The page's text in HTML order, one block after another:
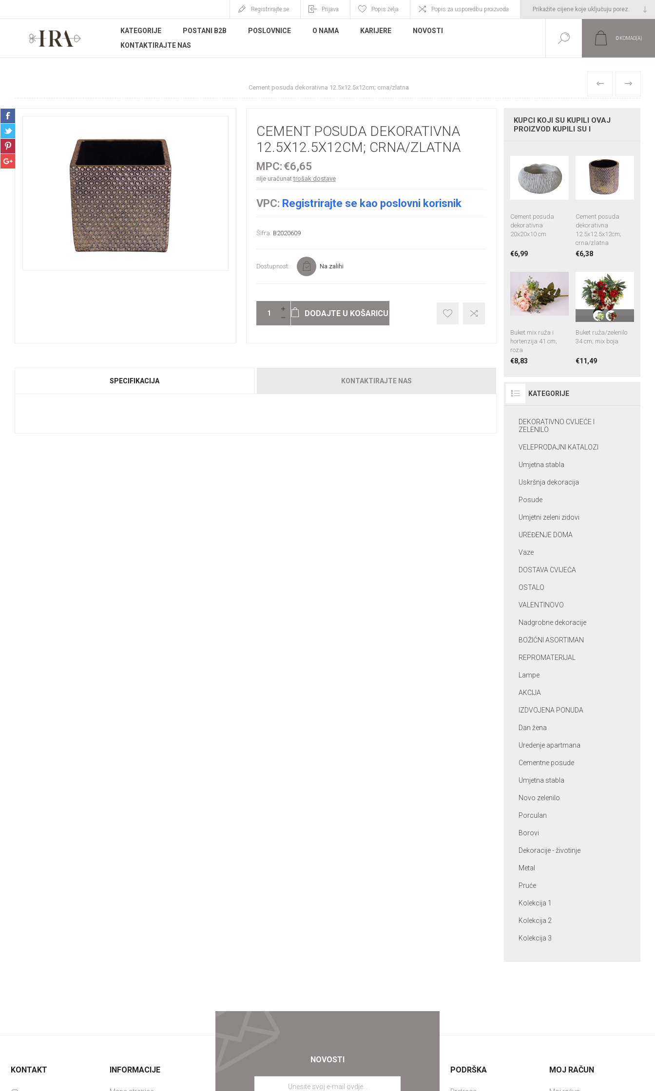
Registrirajte se Prijava Popis želja Popis za usporedbu proizvoda
KATEGORIJE POSTANI B2B POSLOVNICE O NAMA KARIJERE
NOVOSTI
KONTAKTIRAJTE NAS
0 KOMAD(A)
Cement posuda dekorativna 12.5x12.5x12cm; crna/zlatna PRETHODNI
SLIJEDEĆI
CEMENT POSUDA DEKORATIVNA
12.5X12.5X12CM; CRNA/ZLATNA
MPC: €6,65
nije uračunattrošak dostave
VPC: Registrirajte se kao poslovni korisnik
Šifra: B2020609
Dostupnost: Na zalihi
DODAJTE U KOŠARICU
SPECIFIKACIJA KONTAKTIRAJTE NAS
KUPCI KOJI SU KUPILI OVAJ
PROIZVOD KUPILI SU I
Cement posuda
dekorativna
20x20x10 cm
€6,99
Cement posuda
dekorativna
12.5x12.5x12cm;
crna/zlatna
€6,38
Buket mix ruža i
hortenzija 41 cm;
roza
€8,83
Buket ruža/zelenilo
34 cm; mix boja
€11,49
KATEGORIJE
DEKORATIVNO CVIJEĆE I
ZELENILO
VELEPRODAJNI KATALOZI
Umjetna stabla
Uskršnja dekoracija
Posude
Umjetni zeleni zidovi
UREĐENJE DOMA
Vaze
DOSTAVA CVIJEĆA
OSTALO
VALENTINOVO
Nadgrobne dekoracije
BOŽIĆNI ASORTIMAN
REPROMATERIJAL
Lampe
AKCIJA
IZDVOJENA PONUDA
Dan žena
Uredenje apartmana
Cementne posude
Umjetna stabla
Novo zelenilo
Porculan
Borovi
Dekoracije - životinje
Metal
Pruće
Kolekcija 1
Kolekcija 2
Kolekcija 3
NOVOSTI
KONTAKT
INFORMACIJE PODRŠKA MOJ RAČUN